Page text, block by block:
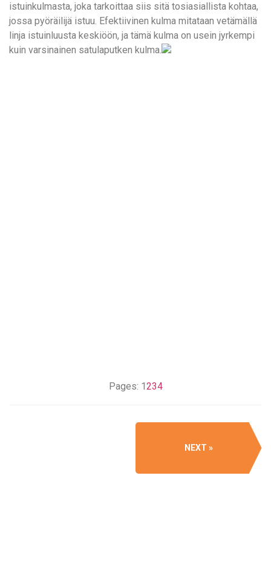
istuinkulmasta, joka tarkoittaa siis sitä tosiasiallista kohtaa,
jossa pyöräilijä istuu. Efektiivinen kulma mitataan vetämällä
linja istuinluusta keskiöön, ja tämä kulma on usein jyrkempi
kuin varsinainen satulaputken kulma.
Pages: 1234
NEXT